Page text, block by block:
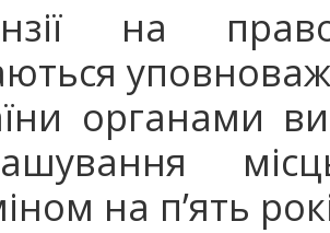
на
органами
на п’ять